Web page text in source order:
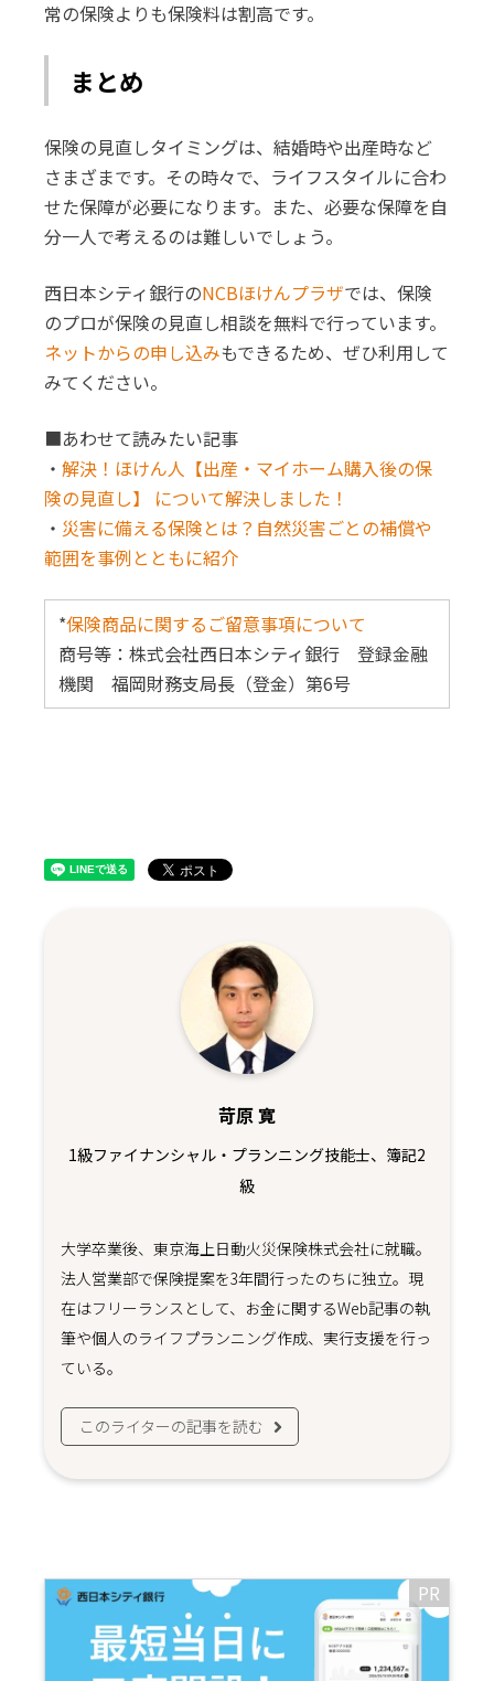
常の保険よりも保険料は割高です。
まとめ
保険の見直しタイミングは、結婚時や出産時など
さまざまです。その時々で、ライフスタイルに合わ
せた保障が必要になります。また、必要な保障を自
分一人で考えるのは難しいでしょう。
西日本シティ銀行のNCBほけんプラザでは、保険
のプロが保険の見直し相談を無料で行っています。
ネットからの申し込みもできるため、ぜひ利用して
みてください。
■あわせて読みたい記事
・解決！ほけん人【出産・マイホーム購入後の保
険の見直し】 について解決しました！
・ 災害に備える保険とは？自然災害ごとの補償や
範囲を事例とともに紹介
*保険商品に関するご留意事項について
商号等：株式会社西日本シティ銀行 登録金融
機関 福岡財務支局長（登金）第6号
苛原 寛
1級ファイナンシャル・プランニング技能士、簿記2
級
大学卒業後、東京海上日動火災保険株式会社に就職。
法人営業部で保険提案を3年間行ったのちに独立。現
在はフリーランスとして、お金に関するWeb記事の執
筆や個人のライフプランニング作成、実行支援を行っ
ている。
このライターの記事を読む
PR